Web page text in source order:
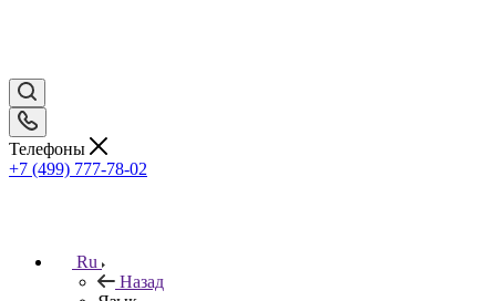
Телефоны
+7 (499) 777-78-02
Ru
Назад